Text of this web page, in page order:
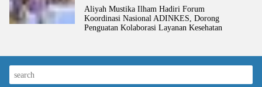
Aliyah Mustika Ilham Hadiri Forum
Koordinasi Nasional ADINKES, Dorong
Penguatan Kolaborasi Layanan Kesehatan